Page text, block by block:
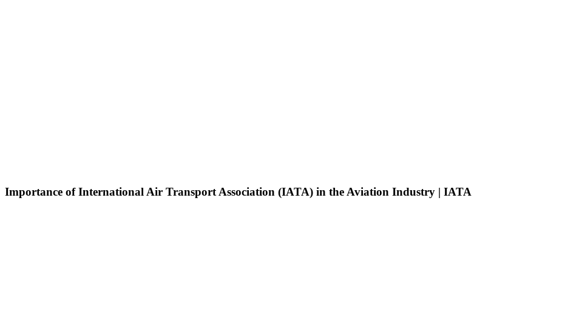
Importance of International Air Transport Association (IATA) in the Aviation Industry | IATA